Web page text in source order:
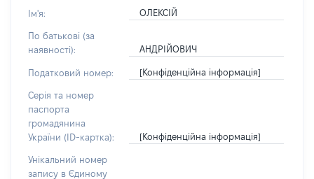
Ім'я: ОЛЕКСІЙ
По батькові (за
наявності):
АНДРІЙОВИЧ
Податковий номер: [Конфіденційна інформація]
Серія та номер
паспорта
громадянина
України (ID-картка):
[Конфіденційна інформація]
Унікальний номер
запису в Єдиному